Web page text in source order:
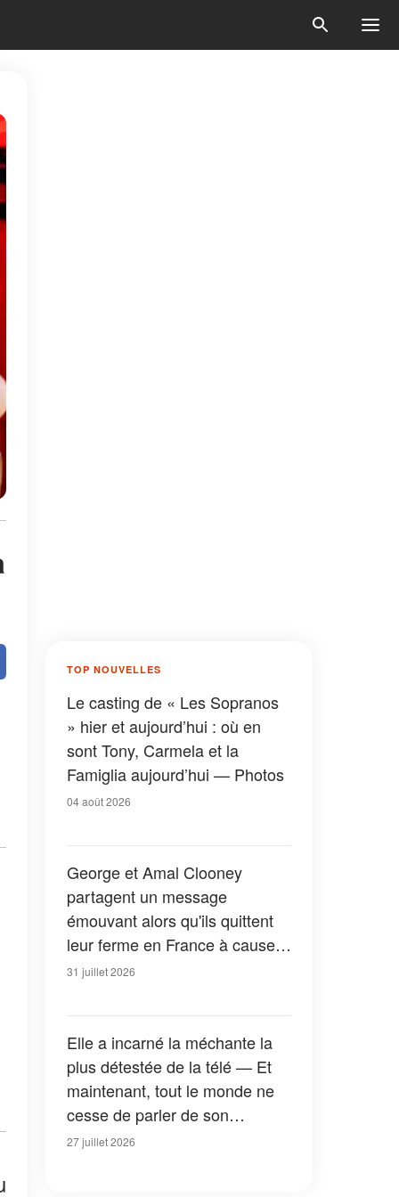
TOP NOUVELLES
Le casting de « Les Sopranos
» hier et aujourd’hui : où en
sont Tony, Carmela et la
Famiglia aujourd’hui — Photos
04 août 2026
George et Amal Clooney
partagent un message
émouvant alors qu'ils quittent
leur ferme en France à cause
des feux de forêt — Tous les
31 juillet 2026
Elle a incarné la méchante la
plus détestée de la télé — Et
maintenant, tout le monde ne
cesse de parler de son
apparition dans la nouvelle
27 juillet 2026